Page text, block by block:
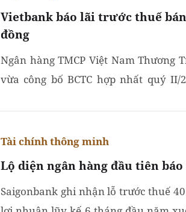
Vietbank báo lãi trước thuế
đồng
Ngân hàng TMCP Việt Nam Thương
vừa công bố BCTC hợp nhất quý
Lộ diện ngân hàng đầu tiên
Tài chính thông minh
Saigonbank ghi nhận lỗ trước thuế